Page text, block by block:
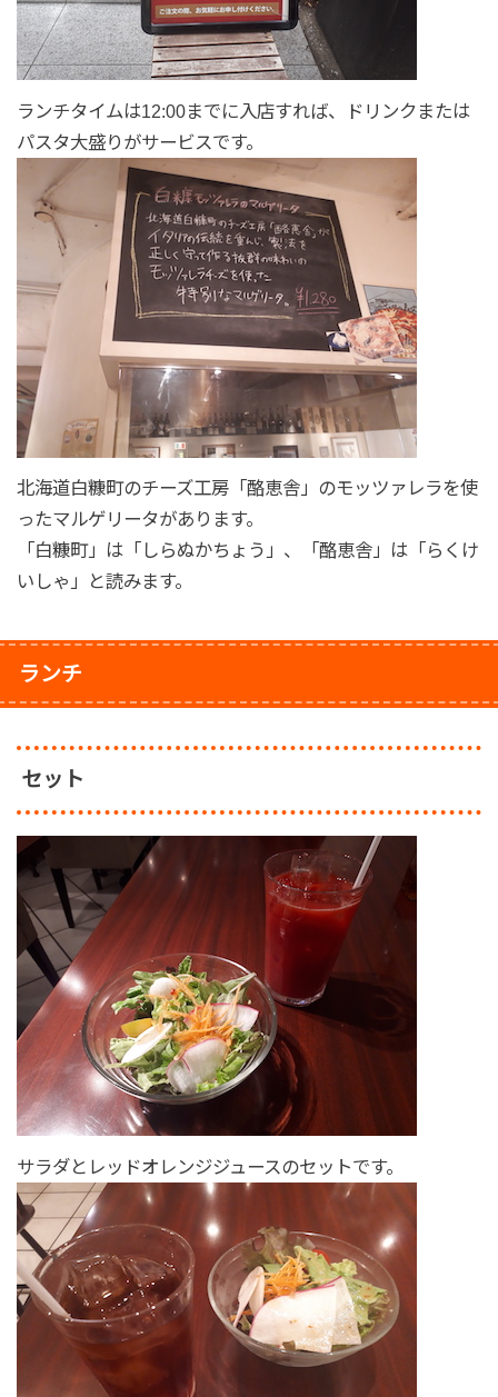
ランチタイムは12:00までに入店すれば、ドリンクまたは
パスタ大盛りがサービスです。
北海道白糠町のチーズ工房「酪恵舎」のモッツァレラを使
ったマルゲリータがあります。
「白糠町」は「しらぬかちょう」、「酪恵舎」は「らくけ
いしゃ」と読みます。
ランチ
セット
サラダとレッドオレンジジュースのセットです。